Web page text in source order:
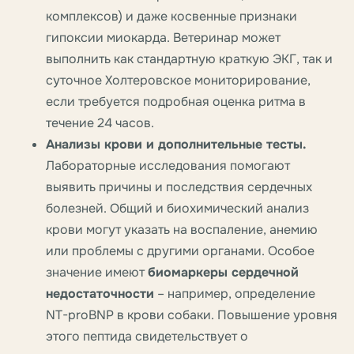
комплексов) и даже косвенные признаки
гипоксии миокарда. Ветеринар может
выполнить как стандартную краткую ЭКГ, так и
суточное Холтеровское мониторирование,
если требуется подробная оценка ритма в
течение 24 часов.
Анализы крови и дополнительные тесты.
Лабораторные исследования помогают
выявить причины и последствия сердечных
болезней. Общий и биохимический анализ
крови могут указать на воспаление, анемию
или проблемы с другими органами. Особое
значение имеютбиомаркеры сердечной
недостаточности – например, определение
NT-proBNP в крови собаки. Повышение уровня
этого пептида свидетельствует о